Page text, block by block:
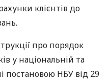
клієнтів до
про порядок
у національній та
постановою НБУ від 29